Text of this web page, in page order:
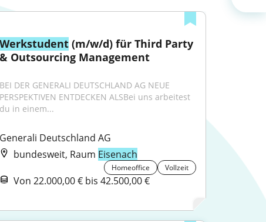
Werkstudent (m/w/d) für Third Party
& Outsourcing Management
BEI DER GENERALI DEUTSCHLAND AG NEUE
PERSPEKTIVEN ENTDECKEN ALSBei uns arbeitest
du in einem...
Generali Deutschland AG
bundesweit, Raum Eisenach
Homeoffice Vollzeit
Von 22.000,00 € bis 42.500,00 €